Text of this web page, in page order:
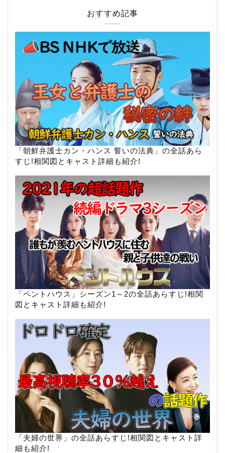
おすすめ記事
「朝鮮弁護士カン・ハンス 誓いの法典」の全話あら
すじ!相関図とキャスト詳細も紹介!
「ペントハウス」シーズン1～2の全話あらすじ!相関
図とキャスト詳細も紹介!
「夫婦の世界」の全話あらすじ!相関図とキャスト詳
細も紹介!